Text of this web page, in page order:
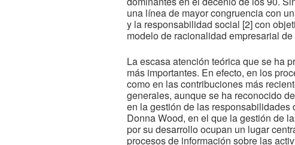
una línea de mayor congruencia con
y la responsabilidad social [2] con
modelo de racionalidad empresarial
La escasa atención teórica que se ha
más importantes. En efecto, en los
como en las contribuciones más
generales, aunque se ha reconocido
en la gestión de las responsabilidades
Donna Wood, en el que la gestión de
por su desarrollo ocupan un lugar
procesos de información sobre las